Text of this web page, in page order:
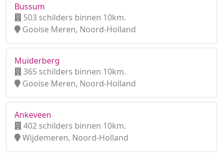
Bussum
503 schilders binnen 10km.
Gooise Meren, Noord-Holland
Muiderberg
365 schilders binnen 10km.
Gooise Meren, Noord-Holland
Ankeveen
402 schilders binnen 10km.
Wijdemeren, Noord-Holland